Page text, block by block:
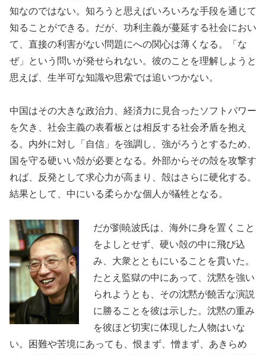
知なのではない。知ろうと思えばいろいろな手段を通じて
知ることができる。だが、功利主義が蔓延する社会におい
て、直接の利害がない問題にへの関心は薄くなる。「な
ぜ」という問いが発せられない。彼のことを理解しようと
思えば、生半可な知識や思索では追いつかない。
中国はその大きな政治力、経済力に見合ったソフトパワー
を欠き、社会主義の表看板とは相反する社会矛盾を抱え
る。内外に対し「自信」を強調し、強がろうとするため、
国を守る硬いい殻が必要となる。外部からその殻を攻撃す
れば、反発として求心力が高まり、殻はさらに硬化する。
結果として、中にいる柔らかな個人が犠牲となる。
だが劉暁波氏は、海外に身を置くこと
をよしとせず、硬い殻の中に飛び込
み、大衆とともにいることを貫いた。
たとえ監獄の中にあって、沈黙を強い
られようとも、その沈黙が饒舌な演説
に勝ることを彼は示した。沈黙の重み
を彼ほど切実に体現した人物はいな
い。困難や苦境にあっても、恨まず、憎まず、あきらめ